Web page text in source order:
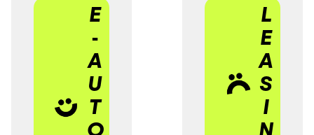
E
-
A
U
T
L
E
A
S
I